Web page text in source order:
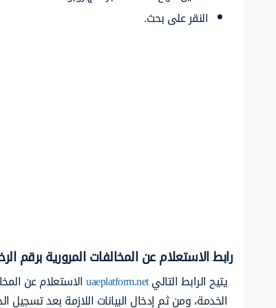
النقر على بحث.
رابط الاستعلام عن المخالفات المرورية برقم
يتيح الرابط التاليuaeplatform.netالاستعلام عن
الخدمة، ومن ثم إدخال البيانات اللازمة بعد